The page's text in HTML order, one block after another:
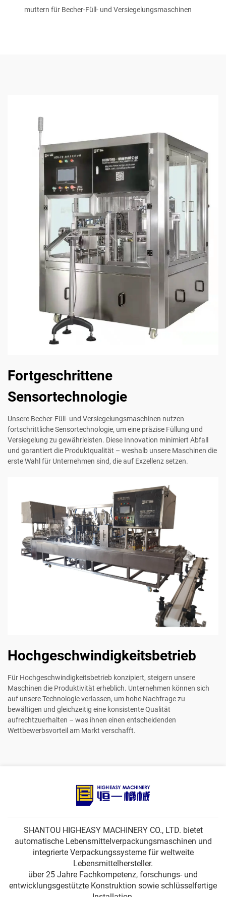
muttern für Becher-Füll- und Versiegelungsmaschinen
Fortgeschrittene
Sensortechnologie
Unsere Becher-Füll- und Versiegelungsmaschinen nutzen
fortschrittliche Sensortechnologie, um eine präzise Füllung und
Versiegelung zu gewährleisten. Diese Innovation minimiert Abfall
und garantiert die Produktqualität – weshalb unsere Maschinen die
erste Wahl für Unternehmen sind, die auf Exzellenz setzen.
Hochgeschwindigkeitsbetrieb
Für Hochgeschwindigkeitsbetrieb konzipiert, steigern unsere
Maschinen die Produktivität erheblich. Unternehmen können sich
auf unsere Technologie verlassen, um hohe Nachfrage zu
bewältigen und gleichzeitig eine konsistente Qualität
aufrechtzuerhalten – was ihnen einen entscheidenden
Wettbewerbsvorteil am Markt verschafft.
SHANTOU HIGHEASY MACHINERY CO., LTD. bietet
automatische Lebensmittelverpackungsmaschinen und
integrierte Verpackungssysteme für weltweite
Lebensmittelhersteller.
über 25 Jahre Fachkompetenz, forschungs- und
entwicklungsgestützte Konstruktion sowie schlüsselfertige